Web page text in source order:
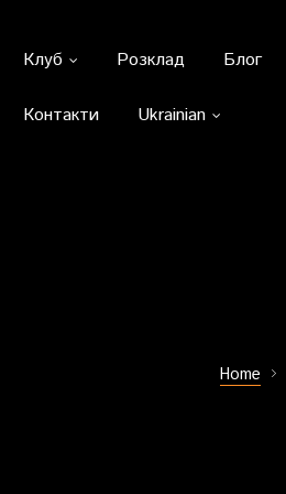
Клуб Розклад Блог
Контакти Ukrainian
Home